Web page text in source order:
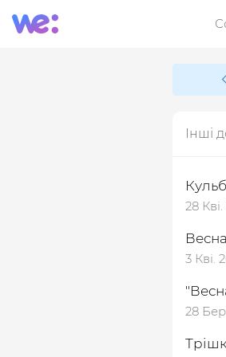
Інші
28 Кві.
Весна
3 Кві.
28